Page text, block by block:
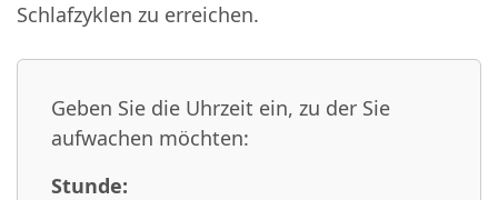
Schlafzyklen zu erreichen.
Geben Sie die Uhrzeit ein, zu der Sie
aufwachen möchten:
Stunde: